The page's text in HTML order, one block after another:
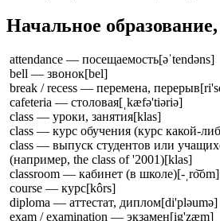
Начальное
attendance — посещаемость[əˈtendəns]
bell — звонок[bel]
break / recess — перемена, перерыв
cafeteria — столовая[ˌkæfə'tiəriə]
class — уроки, занятия[klas]
class — курс обучения (курс какой-
class — выпуск студентов или
(например, the class of '2001)[klas]
classroom — кабинет (в школе)[-ˌro͝om]
course — курс[kôrs]
diploma — аттестат, диплом[di'pləumə]
exam / examination — экзамен[ig'zæm]